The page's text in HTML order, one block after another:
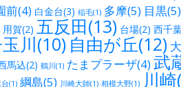
前(4) 白金台(3) 稲毛(1) 多摩(5) 目黒(5)
用賀(2) 五反田(13) 台場(2) 西千
川(10) 自由が丘(12)
馬込(2) 鶴川(1) たまプラーザ(4)武
(1) 綱島(5) 川崎大師(1) 相模大野(1) 川